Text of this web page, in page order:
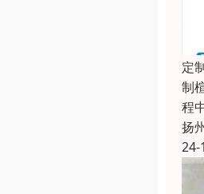
定
制
程
扬
24-